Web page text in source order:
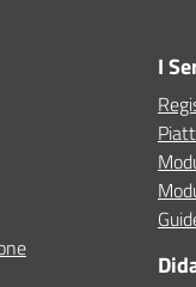
I